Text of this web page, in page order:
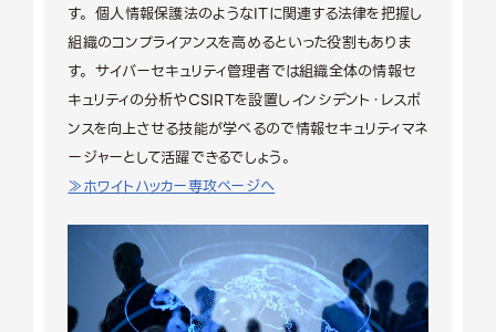
す。 個人情報保護法のようなITに関連する法律を把握し
組織のコンプライアンスを高めるといった役割もありま
す。 サイバーセキュリティ管理者では組織全体の情報セ
キュリティの分析やCSIRTを設置しインシデント・レスポ
ンスを向上させる技能が学べるので情報セキュリティマネ
ージャーとして活躍できるでしょう。
≫ホワイトハッカー専攻ページへ